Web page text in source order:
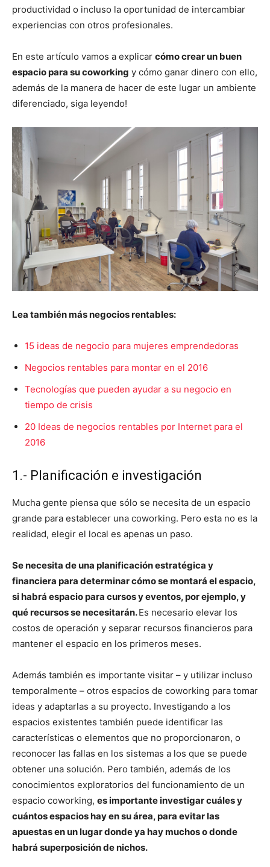
productividad o incluso la oportunidad de intercambiar
experiencias con otros profesionales.
En este artículo vamos a explicar cómo crear un buen
espacio para su coworking y cómo ganar dinero con ello,
además de la manera de hacer de este lugar un ambiente
diferenciado, siga leyendo!
Lea también más negocios rentables:
15 ideas de negocio para mujeres emprendedoras
Negocios rentables para montar en el 2016
Tecnologías que pueden ayudar a su negocio en
tiempo de crisis
20 Ideas de negocios rentables por Internet para el
2016
1.- Planificación e investigación
Mucha gente piensa que sólo se necesita de un espacio
grande para establecer una coworking. Pero esta no es la
realidad, elegir el local es apenas un paso.
Se necesita de una planificación estratégica y
financiera para determinar cómo se montará el espacio,
si habrá espacio para cursos y eventos, por ejemplo, y
qué recursos se necesitarán.Es necesario elevar los
costos de operación y separar recursos financieros para
mantener el espacio en los primeros meses.
Además también es importante visitar – y utilizar incluso
temporalmente – otros espacios de coworking para tomar
ideas y adaptarlas a su proyecto. Investigando a los
espacios existentes también puede identificar las
características o elementos que no proporcionaron, o
reconocer las fallas en los sistemas a los que se puede
obtener una solución. Pero también, además de los
conocimientos exploratorios del funcionamiento de un
espacio coworking, es importanteinvestigar cuáles y
cuántos espacios hay en su área, para evitar las
apuestas en un lugar donde ya hay muchos o donde
habrá superposición de nichos.